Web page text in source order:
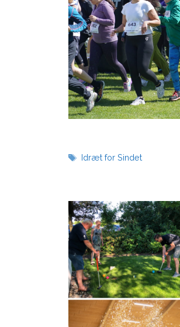
Tags
Idræt for Sindet